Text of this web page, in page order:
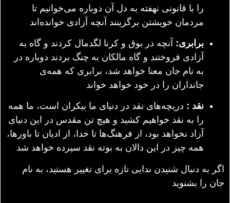
را با قانونی نهفته به دل آن دوباره می‌خوانیم تا
مردمان خویشتن برگزینند آنچه آزادی خوانده‌اند
برابری: آنچه در بوق و کرنا لگدمال کردند و گاه به
آزادی فروختند و گاه مالکان به چنگ بردند دوباره در
به نام جان معنا خواهد شد، برابری که همه‌ی
جانداران را در خود خواهد خواند
نقد : دریچه‌های نقد در دنیای ما بیکران است، ما همه
را به نقد خواهیم کشید و هیچ تن مقدس در این دنیای
آزاد نخواهد بود، از فرهنگ‌ها تا خدا، از ادیان تا باورها،
همه چیز در این دالان به بوته نقد سپرده خواهد شد
اگر به دنبال شنیدن ندایی تازه برای تغییر هستید، به نام
جان را بشنوید